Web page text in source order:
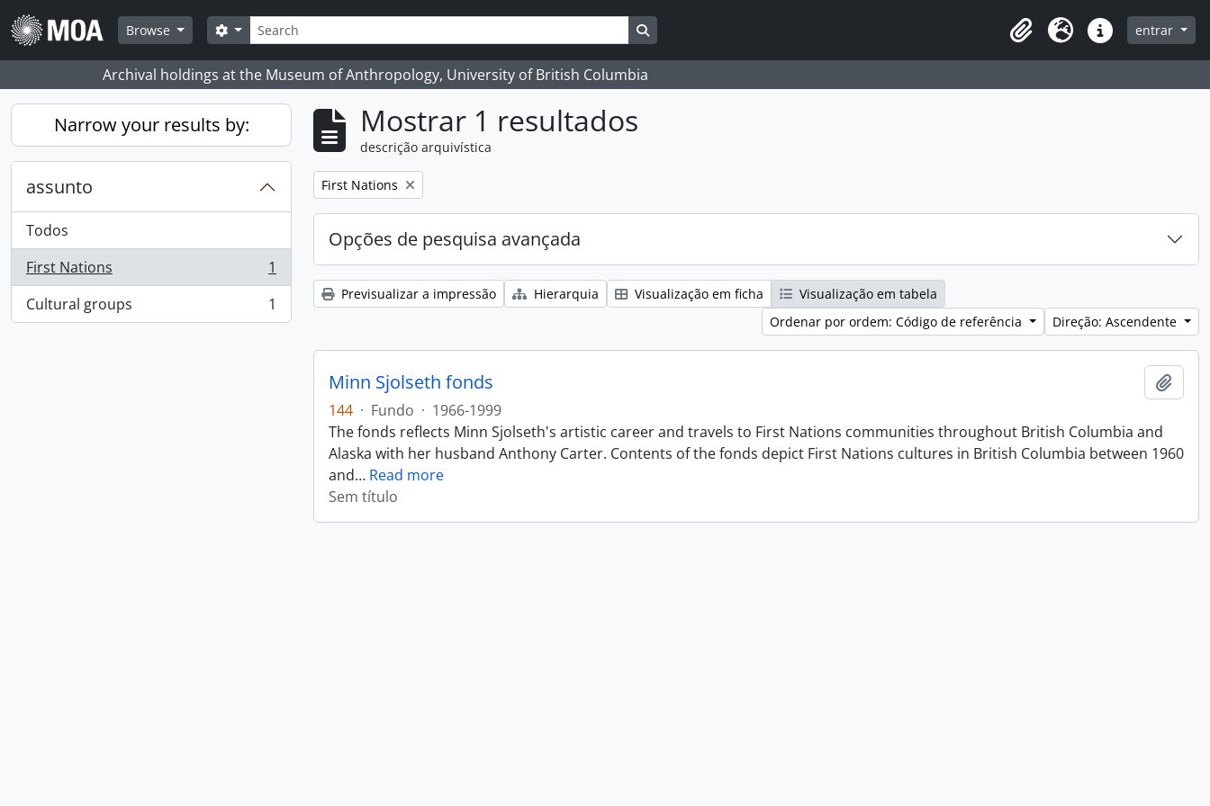
Skip to main content
Browse
Pesquisar
Search options Search in browse page
Clipboard
Idioma Ligações rápidas
entrar
Archival holdings at the Museum of Anthropology, University of British Columbia
Narrow your results by:
assunto
Todos
First Nations
, 1 resultados
1
Cultural groups
, 1 resultados 1
Mostrar 1 resultados
descrição arquivística
Remove filter:
First Nations
Opções de pesquisa avançada
Previsualizar a impressão Hierarquia Visualização em ficha
Visualização em tabela
Ordenar por ordem: Código de referência
Direção: Ascendente
Minn Sjolseth fonds
144 · Fundo · 1966-1999
The fonds reflects Minn Sjolseth's artistic career and travels to First Nations communities throughout British Columbia and
Alaska with her husband Anthony Carter. Contents of the fonds depict First Nations cultures in British Columbia between 1960
and… Read more
Sem título